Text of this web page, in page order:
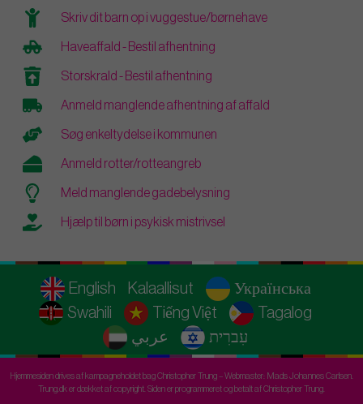
Skriv dit barn op i vuggestue/børnehave
Haveaffald - Bestil afhentning
Storskrald - Bestil afhentning
Anmeld manglende afhentning af affald
Søg enkeltydelse i kommunen
Anmeld rotter/rotteangreb
Meld manglende gadebelysning
Hjælp til børn i psykisk mistrivsel
English Kalaallisut
Українська
Swahili
Tiếng Việt
Tagalog
عربي
עִברִית
Hjemmesiden drives af kampagneholdet bag Christopher Trung – Webmaster: Mads Johannes Carlsen.
Trung.dk er dækket af copyright. Siden er programmeret og betalt af Christopher Trung.